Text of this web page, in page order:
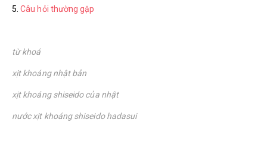
5.Câu hỏi thường gặp
từ khoá
xịt khoáng nhật bản
xịt khoáng shiseido của nhật
nước xịt khoáng shiseido hadasui